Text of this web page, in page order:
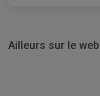
Ailleurs sur le web